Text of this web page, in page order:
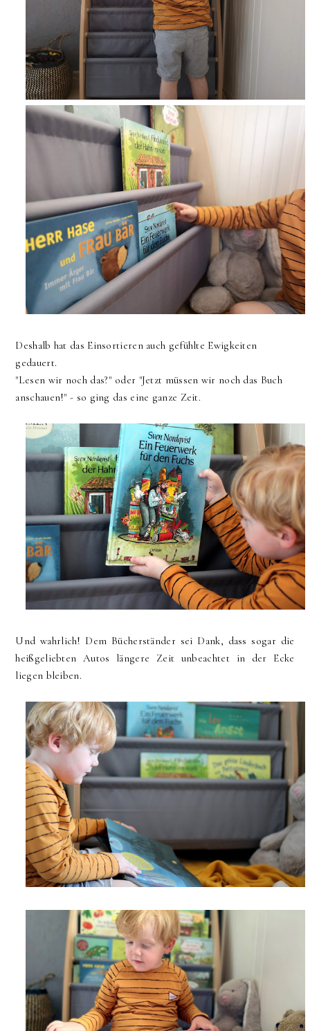
Deshalb hat das Einsortieren auch gefühlte Ewigkeiten
gedauert.
"Lesen wir noch das?" oder "Jetzt müssen wir noch das Buch
anschauen!" - so ging das eine ganze Zeit.
Und wahrlich! Dem Bücherständer sei Dank, dass sogar die
heißgeliebten Autos längere Zeit unbeachtet in der Ecke
liegen bleiben.